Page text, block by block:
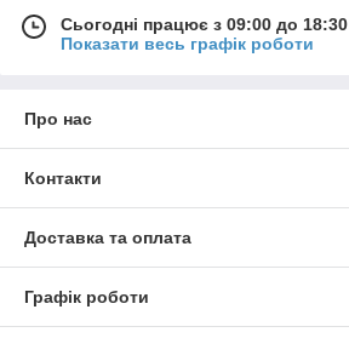
Сьогодні працює з 09:00 до 18:30
Показати весь графік роботи
Про нас
Контакти
Доставка та оплата
Графік роботи